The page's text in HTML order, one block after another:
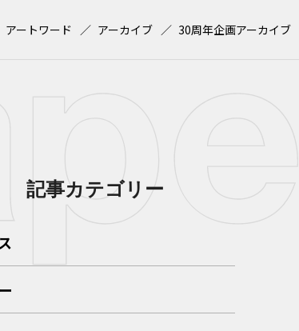
アートワード アーカイブ 30周年企画アーカイブ
記事カテゴリー